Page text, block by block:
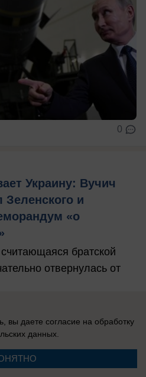
0
Украину: Вучич
Зеленского и
«о
братской
отвернулась от
вы даете согласие на обработку
данных.